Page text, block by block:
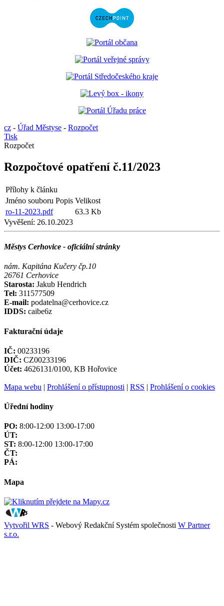
cz - Úřad Městyse - Rozpočet
Tisk
Rozpočet
Rozpočtové opatření č.11/2023
Přílohy k článku
Jméno souboru Popis Velikost
ro-11-2023.pdf
63.3 Kb
Vyvěšení: 26.10.2023
Městys Cerhovice - oficiální stránky
nám. Kapitána Kučery čp.10
26761 Cerhovice
Starosta: Jakub Hendrich
Tel: 311577509
E-mail: podatelna@cerhovice.cz
IDDS: caibe6z
Fakturační údaje
IČ: 00233196
DIČ: CZ00233196
Účet: 4626131/0100, KB Hořovice
Mapa webu | Prohlášení o přístupnosti | RSS | Prohlášení o cookies
Úřední hodiny
PO: 8:00-12:00 13:00-17:00
ÚT:
ST: 8:00-12:00 13:00-17:00
ČT:
PÁ:
Mapa
Vytvořil WRS - Webový Redakční Systém společnosti W Partner
s.r.o.